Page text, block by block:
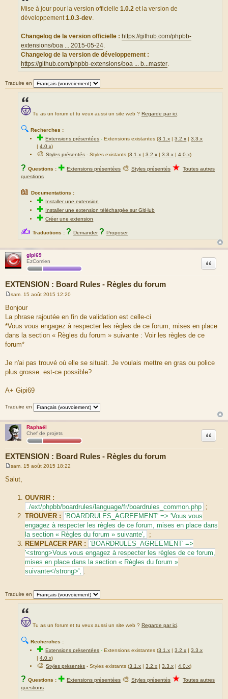
Mise à jour pour la version officielle 1.0.2 et la version de
développement1.0.3-dev.
Changelog de la version officielle : https://github.com/phpbb-
extensions/boa ... 2015-05-24.
Changelog de la version de développement :
https://github.com/phpbb-extensions/boa ... b...master.
Traduire en
Tu as un forum et tu veux aussi un site web ? Regarde par ici.
🔍 Recherches :
✚Extensions présentées -Extensions existantes (3.1.x |3.2.x |3.3.x
|4.0.x)
🎨Styles présentés - Styles existants (3.1.x |3.2.x |3.3.x |4.0.x)
? Questions : ✚ Extensions présentées 🎨 Styles présentés ★ Toutes autres
questions
📖 Documentations :
✚ Installer une extension
✚ Installer une extension téléchargée sur GitHub
✚Créer une extension
✍ Traductions : ? Demander ? Proposer
gipi69
EzComien
EXTENSION : Board Rules - Règles du forum
Citation
s
s
a
g
e
sam. 15 août 2015 12:20
Bonjour
La phrase rajoutée en fin de validation est celle-ci
*Vous vous engagez à respecter les règles de ce forum, mises en place
dans la section « Règles du forum » suivante : Voir les règles de ce
forum*
Je n'ai pas trouvé où elle se situait. Je voulais mettre en gras ou police
plus grosse. est-ce possible?
A+ Gipi69
Traduire en
Raphaël
Chef de projets
EXTENSION : Board Rules - Règles du forum
Citation
e
s
sam. 15 août 2015 18:22
Salut,
OUVRIR :
./ext/phpbb/boardrules/language/fr/boardrules_common.php ;
TROUVER : 'BOARDRULES_AGREEMENT' => 'Vous vous
engagez à respecter les règles de ce forum, mises en place dans
la section « Règles du forum » suivante',
;
REMPLACER PAR : 'BOARDRULES_AGREEMENT' =>
'<strong>Vous vous engagez à respecter les règles de ce forum,
mises en place dans la section « Règles du forum »
suivante</strong>', .
Traduire en
Tu as un forum et tu veux aussi un site web ? Regarde par ici
🔍 Recherches :
✚Extensions présentées -Extensions existantes (3.1.x |3.2.x |3.3.x
|4.0.x)
🎨Styles présentés - Styles existants (3.1.x |3.2.x |3.3.x |4.0.x)
? Questions : ✚ Extensions présentées 🎨 Styles présentés ★ Toutes autres
questions